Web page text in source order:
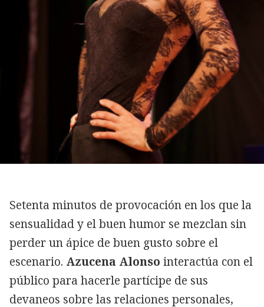
Setenta minutos de provocación en los que la
sensualidad y el buen humor se mezclan sin
perder un ápice de buen gusto sobre el
escenario. Azucena Alonso interactúa con el
público para hacerle partícipe de sus
devaneos sobre las relaciones personales,